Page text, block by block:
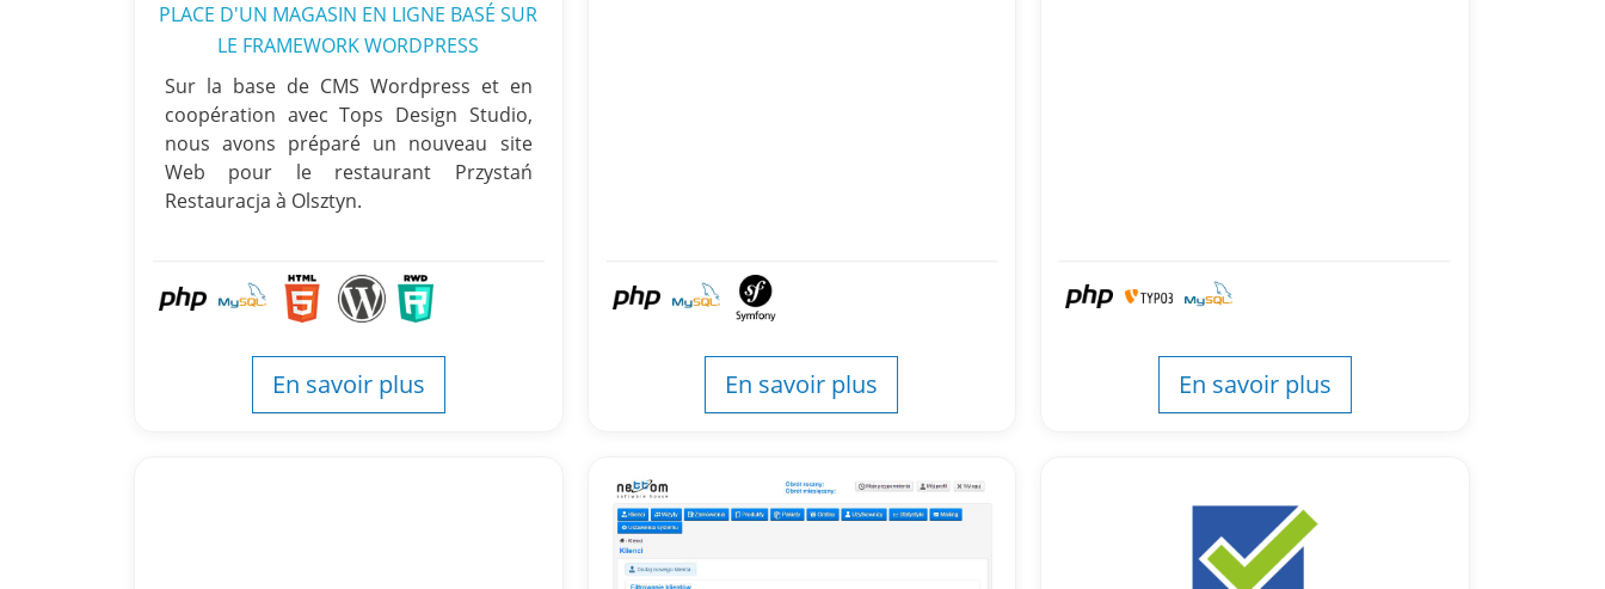
PLACE D'UN MAGASIN EN LIGNE BASÉ SUR
LE FRAMEWORK WORDPRESS
Sur la base de CMS Wordpress et en
coopération avec Tops Design Studio,
nous avons préparé un nouveau site
Web pour le restaurant Przystań
Restauracja à Olsztyn.
En savoir plus En savoir plus En savoir plus